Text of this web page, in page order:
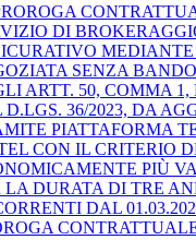
DI
SENZA
ARTT. 50, COMMA 1,
D.LGS. 36/2023, DA
PIATTAFORMA
CON IL CRITERIO
PIÙ
LA DURATA DI TRE
DAL